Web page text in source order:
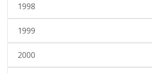
1998
1999
2000